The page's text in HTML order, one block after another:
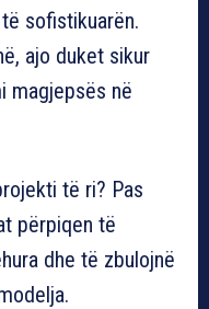
sofistikuarën.
ajo duket sikur
magjepsës në
të ri? Pas
përpiqen të
dhe të zbulojnë